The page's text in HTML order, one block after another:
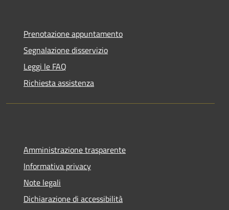
Prenotazione appuntamento
Segnalazione disservizio
Leggi le FAQ
Richiesta assistenza
Amministrazione trasparente
Informativa privacy
Note legali
Dichiarazione di accessibilità